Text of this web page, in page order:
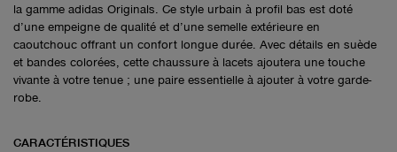
la gamme adidas Originals. Ce style urbain à profil bas est doté
d’une empeigne de qualité et d’une semelle extérieure en
caoutchouc offrant un confort longue durée. Avec détails en suède
et bandes colorées, cette chaussure à lacets ajoutera une touche
vivante à votre tenue ; une paire essentielle à ajouter à votre garde-
robe.
CARACTÉRISTIQUES